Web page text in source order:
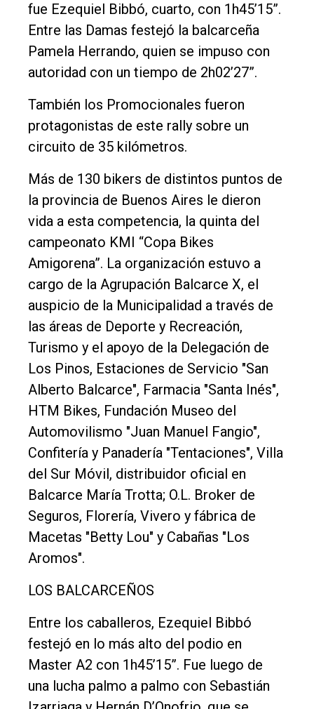
Nosotros
Contacto
fue Ezequiel Bibbó, cuarto, con 1h45’15”.
Entre las Damas festejó la balcarceña
Pamela Herrando, quien se impuso con
autoridad con un tiempo de 2h02’27”.
También los Promocionales fueron
protagonistas de este rally sobre un
circuito de 35 kilómetros.
Más de 130 bikers de distintos puntos de
la provincia de Buenos Aires le dieron
vida a esta competencia, la quinta del
campeonato KMI “Copa Bikes
Amigorena”. La organización estuvo a
cargo de la Agrupación Balcarce X, el
auspicio de la Municipalidad a través de
las áreas de Deporte y Recreación,
Turismo y el apoyo de la Delegación de
Los Pinos, Estaciones de Servicio "San
Alberto Balcarce", Farmacia "Santa Inés",
HTM Bikes, Fundación Museo del
Automovilismo "Juan Manuel Fangio",
Confitería y Panadería "Tentaciones", Villa
del Sur Móvil, distribuidor oficial en
Balcarce María Trotta; O.L. Broker de
Seguros, Florería, Vivero y fábrica de
Macetas "Betty Lou" y Cabañas "Los
Aromos".
LOS BALCARCEÑOS
Entre los caballeros, Ezequiel Bibbó
festejó en lo más alto del podio en
Master A2 con 1h45’15”. Fue luego de
una lucha palmo a palmo con Sebastián